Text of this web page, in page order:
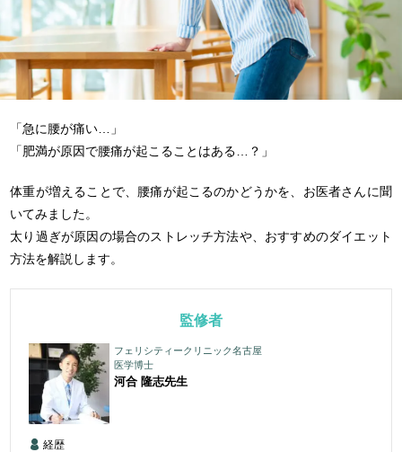
「急に腰が痛い…」
「肥満が原因で腰痛が起こることはある…？」
体重が増えることで、腰痛が起こるのかどうかを、お医者さんに聞
いてみました。
太り過ぎが原因の場合のストレッチ方法や、おすすめのダイエット
方法を解説します。
監修者
フェリシティークリニック名古屋
医学博士
河合 隆志先生
経歴